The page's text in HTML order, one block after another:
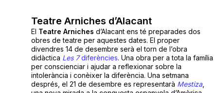
Teatre Arniches d’Alacant
El Teatre Arniches d’Alacant ens té preparades dos
obres de teatre per aquestes dates. El proper
divendres 14 de desembre serà el torn de l’obra
didàctica Les 7diferències. Una obra per a tota la família
per conscienciar i ajudar a reflexionar sobre la
intolerància i conèixer la diferència. Una setmana
després, el 21 de desembre es representarà Mestiza,